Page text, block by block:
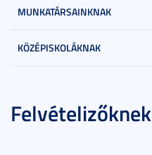
MUNKATÁRSAINKNAK
KÖZÉPISKOLÁKNAK
Felvételizőknek